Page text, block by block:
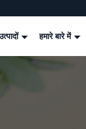
हमारे बारे में